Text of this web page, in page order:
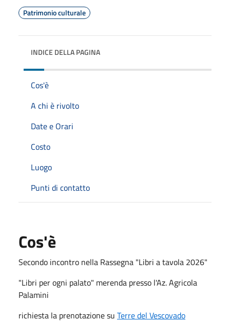
Patrimonio culturale
INDICE DELLA PAGINA
Cos'è
A chi è rivolto
Date e Orari
Costo
Luogo
Punti di contatto
Cos'è
Secondo incontro nella Rassegna "Libri a tavola 2026"
"Libri per ogni palato" merenda presso l'Az. Agricola
Palamini
richiesta la prenotazione su Terre del Vescovado